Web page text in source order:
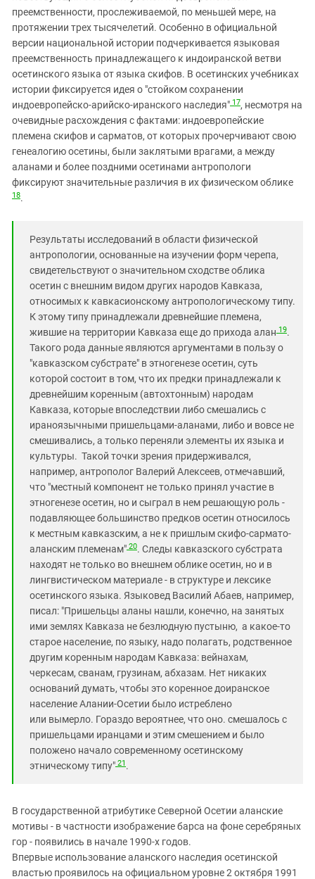
преемственности, прослеживаемой, по меньшей мере, на
протяжении трех тысячелетий. Особенно в официальной
версии национальной истории подчеркивается языковая
преемственность принадлежащего к индоиранской ветви
осетинского языка от языка скифов. В осетинских учебниках
истории фиксируется идея о "стойком сохранении
индоевропейско-арийско-иранского наследия" 17, несмотря на
очевидные расхождения с фактами: индоевропейские
племена скифов и сарматов, от которых прочерчивают свою
генеалогию осетины, были заклятыми врагами, а между
аланами и более поздними осетинами антропологи
фиксируют значительные различия в их физическом облике
18.
Результаты исследований в области физической
антропологии, основанные на изучении форм черепа,
свидетельствуют о значительном сходстве облика
осетин с внешним видом других народов Кавказа,
относимых к кавкасионскому антропологическому типу.
К этому типу принадлежали древнейшие племена,
жившие на территории Кавказа еще до прихода алан 19.
Такого рода данные являются аргументами в пользу о
"кавказском субстрате" в этногенезе осетин, суть
которой состоит в том, что их предки принадлежали к
древнейшим коренным (автохтонным) народам
Кавказа, которые впоследствии либо смешались с
ираноязычными пришельцами-аланами, либо и вовсе не
смешивались, а только переняли элементы их языка и
культуры. Такой точки зрения придерживался,
например, антрополог Валерий Алексеев, отмечавший,
что "местный компонент не только принял участие в
этногенезе осетин, но и сыграл в нем решающую роль -
подавляющее большинство предков осетин относилось
к местным кавказским, а не к пришлым скифо-сармато-
аланским племенам" 20. Следы кавказского субстрата
находят не только во внешнем облике осетин, но и в
лингвистическом материале - в структуре и лексике
осетинского языка. Языковед Василий Абаев, например,
писал: "Пришельцы аланы нашли, конечно, на занятых
ими землях Кавказа не безлюдную пустыню, а какое-то
старое население, по языку, надо полагать, родственное
другим коренным народам Кавказа: вейнахам,
черкесам, сванам, грузинам, абхазам. Нет никаких
оснований думать, чтобы это коренное доиранское
население Алании-Осетии было истреблено
или вымерло. Гораздо вероятнее, что оно. смешалось с
пришельцами иранцами и этим смешением и было
положено начало современному осетинскому
этническому типу" 21 .
В государственной атрибутике Северной Осетии аланские
мотивы - в частности изображение барса на фоне серебряных
гор - появились в начале 1990-х годов.
Впервые использование аланского наследия осетинской
властью проявилось на официальном уровне 2 октября 1991